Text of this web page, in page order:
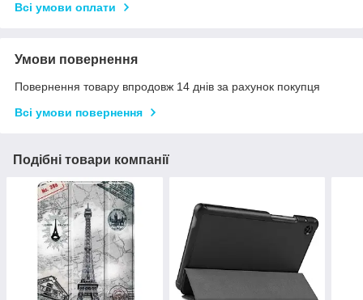
Всі умови оплати
Умови повернення
Повернення товару впродовж 14 днів за рахунок покупця
Всі умови повернення
Подібні товари компанії